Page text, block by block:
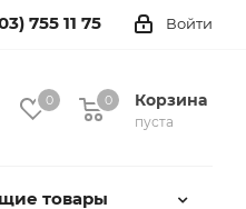
Войти
755 11 75
0 Корзина
пуста
0
товары